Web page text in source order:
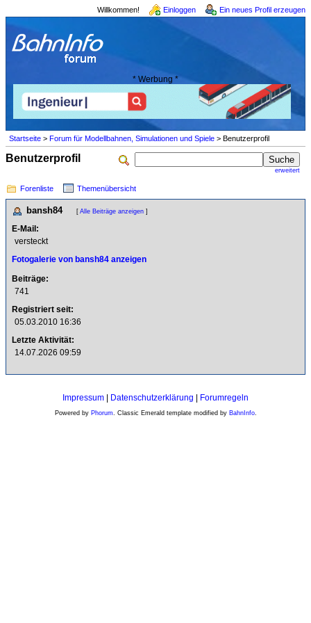
Willkommen! Einloggen Ein neues Profil erzeugen
* Werbung *
Startseite > Forum für Modellbahnen, Simulationen und Spiele > Benutzerprofil
erweitert
Benutzerprofil
Forenliste Themenübersicht
bansh84 [ Alle Beiträge anzeigen ]
E-Mail:
versteckt
Fotogalerie von bansh84 anzeigen
Beiträge:
741
Registriert seit:
05.03.2010 16:36
Letzte Aktivität:
14.07.2026 09:59
Impressum Datenschutzerklärung Forumregeln
Powered by Phorum. Classic Emerald template modified by BahnInfo.